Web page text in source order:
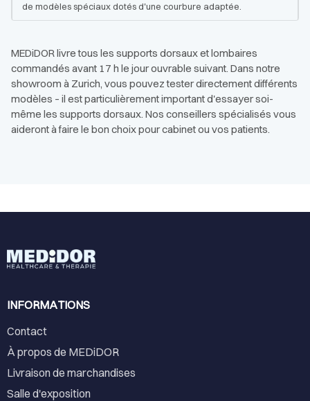
de modèles spéciaux dotés d'une courbure adaptée.
MEDiDOR livre tous les supports dorsaux et lombaires
commandés avant 17 h le jour ouvrable suivant. Dans notre
showroom à Zurich, vous pouvez tester directement différents
modèles – il est particulièrement important d'essayer soi-
même les supports dorsaux. Nos conseillers spécialisés vous
aideront à faire le bon choix pour cabinet ou vos patients.
INFORMATIONS
Contact
À propos de MEDiDOR
Livraison de marchandises
Salle d'exposition